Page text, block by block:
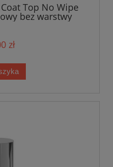
Top No Wipe
bez warstwy
zł